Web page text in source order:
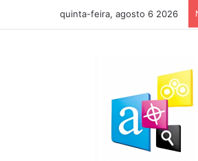
quinta-feira, agosto 6 2026